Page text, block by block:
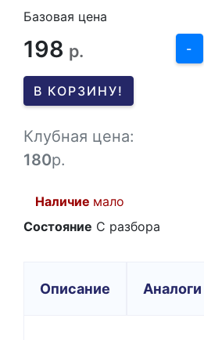
Базовая цена
198 р. -
В КОРЗИНУ!
Клубная цена:
180р.
Наличие мало
Состояние С разбора
Описание